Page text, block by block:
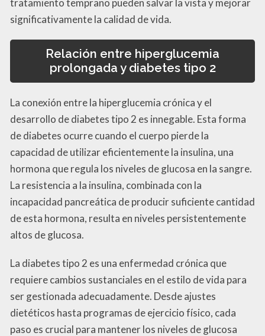
tratamiento temprano pueden salvar la vista y mejorar
significativamente la calidad de vida.
Relación entre hiperglucemia
prolongada y diabetes tipo 2
La conexión entre la hiperglucemia crónica y el
desarrollo de diabetes tipo 2 es innegable. Esta forma
de diabetes ocurre cuando el cuerpo pierde la
capacidad de utilizar eficientemente la insulina, una
hormona que regula los niveles de glucosa en la sangre.
La resistencia a la insulina, combinada con la
incapacidad pancreática de producir suficiente cantidad
de esta hormona, resulta en niveles persistentemente
altos de glucosa.
La diabetes tipo 2 es una enfermedad crónica que
requiere cambios sustanciales en el estilo de vida para
ser gestionada adecuadamente. Desde ajustes
dietéticos hasta programas de ejercicio físico, cada
paso es crucial para mantener los niveles de glucosa